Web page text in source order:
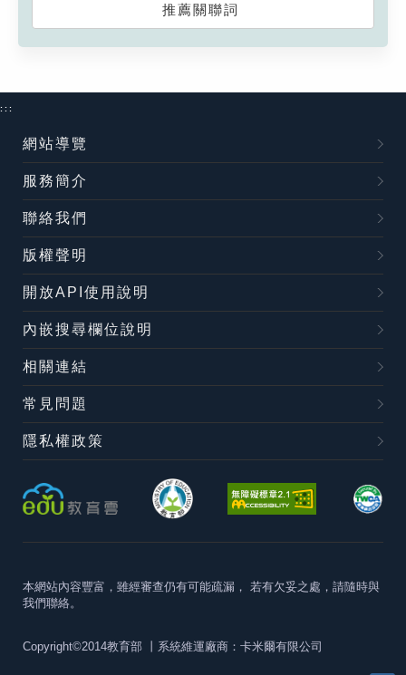
推薦關聯詞
:::
網站導覽
服務簡介
聯絡我們
版權聲明
開放API使用說明
內嵌搜尋欄位說明
相關連結
常見問題
隱私權政策
本網站內容豐富，雖經審查仍有可能疏漏， 若有欠妥之處，請隨時與
我們聯絡。
Copyright©2014教育部 丨系統維運廠商：卡米爾有限公司